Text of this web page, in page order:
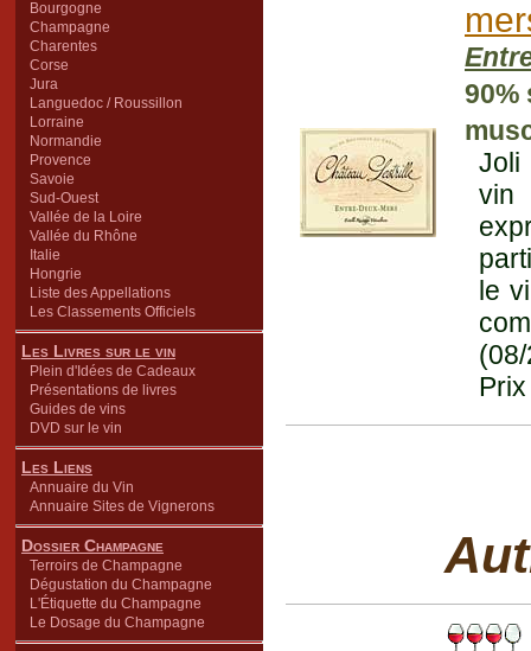
Bourgogne
Champagne
Charentes
Corse
Jura
Languedoc / Roussillon
Lorraine
Normandie
Provence
Savoie
Sud-Ouest
Vallée de la Loire
Vallée du Rhône
Italie
Hongrie
Liste des Appellations
Les Classements Officiels
Les Livres sur le vin
Plein d'Idées de Cadeaux
Présentations de livres
Guides de vins
DVD sur le vin
Les Liens
Annuaire du Vin
Annuaire Sites de Vignerons
Dossier Champagne
Terroirs de Champagne
Dégustation du Champagne
L'Étiquette du Champagne
Le Dosage du Champagne
90%
Joli
vin
le